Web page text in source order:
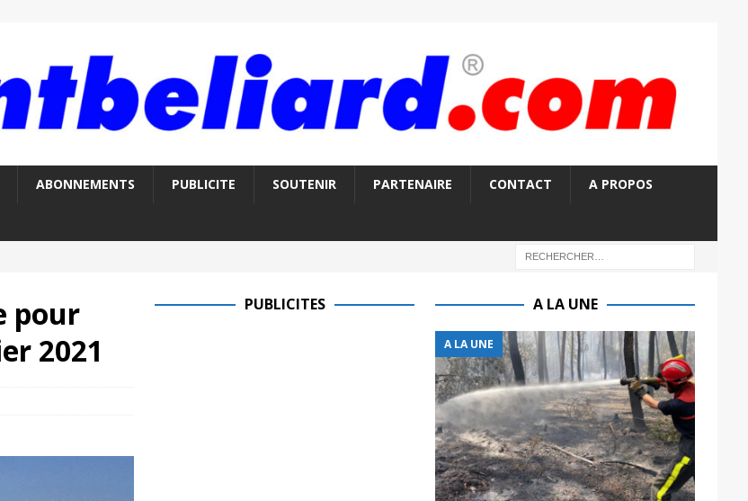
ABONNEMENTS PUBLICITE SOUTENIR PARTENAIRE CONTACT A PROPOS
pour
2021
PUBLICITES A LA UNE
A LA UNE